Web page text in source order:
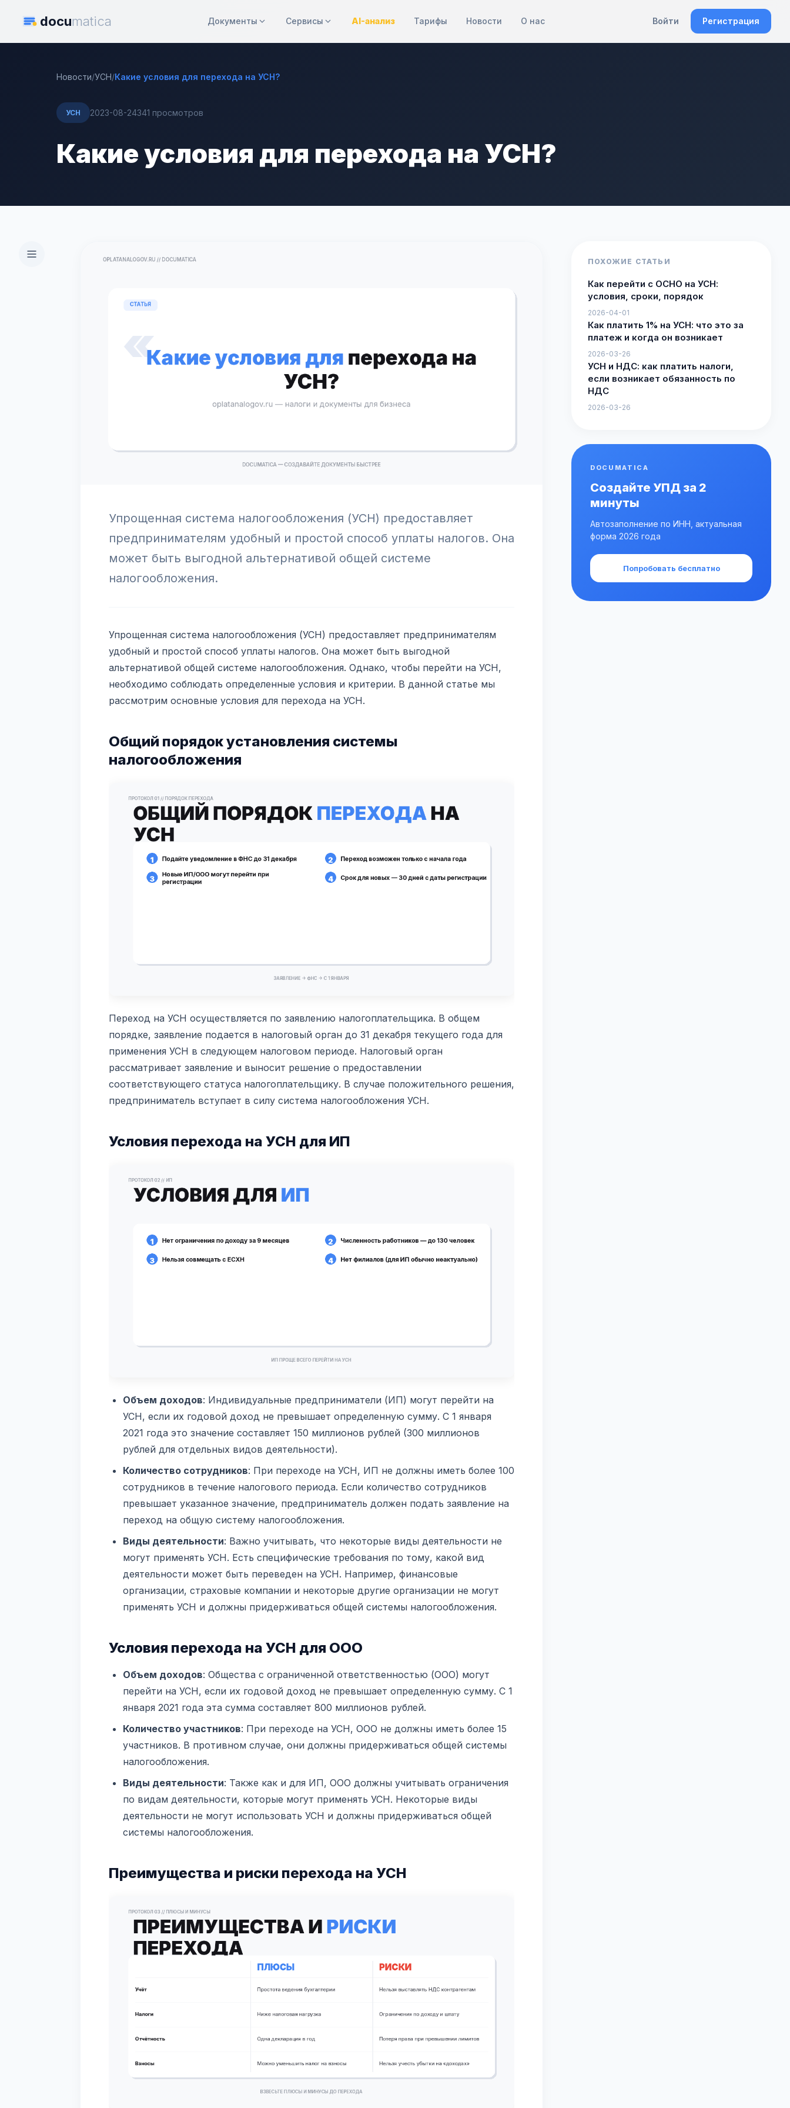
documatica Документы Сервисы AI-анализ Тарифы Новости О нас Войти Регистрация
Новости/УСН/Какие условия для перехода на УСН?
УСН 2023-08-24341 просмотров
Какие условия для перехода на УСН?
Упрощенная система налогообложения (УСН) предоставляет
предпринимателям удобный и простой способ уплаты налогов. Она
может быть выгодной альтернативой общей системе
налогообложения.
Упрощенная система налогообложения (УСН) предоставляет предпринимателям
удобный и простой способ уплаты налогов. Она может быть выгодной
альтернативой общей системе налогообложения. Однако, чтобы перейти на УСН,
необходимо соблюдать определенные условия и критерии. В данной статье мы
рассмотрим основные условия для перехода на УСН.
Общий порядок установления системы
налогообложения
Переход на УСН осуществляется по заявлению налогоплательщика. В общем
порядке, заявление подается в налоговый орган до 31 декабря текущего года для
применения УСН в следующем налоговом периоде. Налоговый орган
рассматривает заявление и выносит решение о предоставлении
соответствующего статуса налогоплательщику. В случае положительного решения,
предприниматель вступает в силу система налогообложения УСН.
Условия перехода на УСН для ИП
Объем доходов: Индивидуальные предприниматели (ИП) могут перейти на
УСН, если их годовой доход не превышает определенную сумму. С 1 января
2021 года это значение составляет 150 миллионов рублей (300 миллионов
рублей для отдельных видов деятельности).
Количество сотрудников: При переходе на УСН, ИП не должны иметь более 100
сотрудников в течение налогового периода. Если количество сотрудников
превышает указанное значение, предприниматель должен подать заявление на
переход на общую систему налогообложения.
Виды деятельности: Важно учитывать, что некоторые виды деятельности не
могут применять УСН. Есть специфические требования по тому, какой вид
деятельности может быть переведен на УСН. Например, финансовые
организации, страховые компании и некоторые другие организации не могут
применять УСН и должны придерживаться общей системы налогообложения.
Условия перехода на УСН для ООО
Объем доходов: Общества с ограниченной ответственностью (ООО) могут
перейти на УСН, если их годовой доход не превышает определенную сумму. С 1
января 2021 года эта сумма составляет 800 миллионов рублей.
Количество участников: При переходе на УСН, ООО не должны иметь более 15
участников. В противном случае, они должны придерживаться общей системы
налогообложения.
Виды деятельности: Также как и для ИП, ООО должны учитывать ограничения
по видам деятельности, которые могут применять УСН. Некоторые виды
деятельности не могут использовать УСН и должны придерживаться общей
системы налогообложения.
Преимущества и риски перехода на УСН
ПОХОЖИЕ СТАТЬИ
Как перейти с ОСНО на УСН:
условия, сроки, порядок
2026-04-01
Как платить 1% на УСН: что это за
платеж и когда он возникает
2026-03-26
УСН и НДС: как платить налоги,
если возникает обязанность по
НДС
2026-03-26
DOCUMATICA
Создайте УПД за 2
минуты
Автозаполнение по ИНН, актуальная
форма 2026 года
Попробовать бесплатно